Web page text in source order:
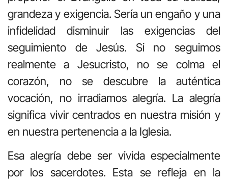
grandeza y exigencia. Sería un engaño y una
infidelidad disminuir las exigencias del
seguimiento de Jesús. Si no seguimos
realmente a Jesucristo, no se colma el
corazón, no se descubre la auténtica
vocación, no irradiamos alegría. La alegría
significa vivir centrados en nuestra misión y
en nuestra pertenencia a la Iglesia.
Esa alegría debe ser vivida especialmente
por los sacerdotes. Esta se refleja en la